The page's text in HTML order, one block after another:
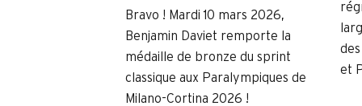
Bravo ! Mardi 10 mars 2026,
Benjamin Daviet remporte la
médaille de bronze du sprint
classique aux Paralympiques de
Milano-Cortina 2026 !
et